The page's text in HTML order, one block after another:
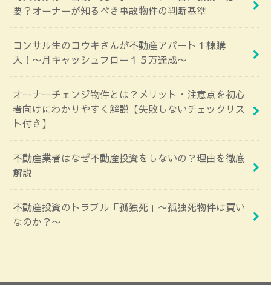
要？オーナーが知るべき事故物件の判断基準
コンサル生のコウキさんが不動産アパート１棟購
入！〜月キャッシュフロー１５万達成〜
オーナーチェンジ物件とは？メリット・注意点を初心
者向けにわかりやすく解説【失敗しないチェックリス
ト付き】
不動産業者はなぜ不動産投資をしないの？理由を徹底
解説
不動産投資のトラブル「孤独死」〜孤独死物件は買い
なのか？〜